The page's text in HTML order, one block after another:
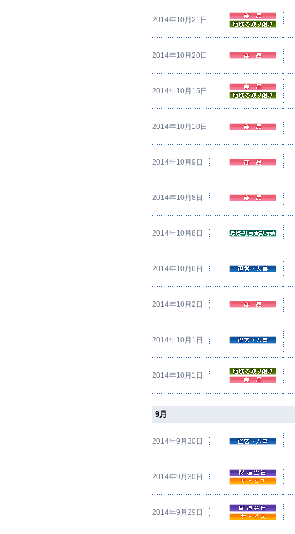
2014年10月21日
2014年10月20日
2014年10月15日
2014年10月10日
2014年10月9日
2014年10月8日
2014年10月8日
2014年10月6日
2014年10月2日
2014年10月1日
2014年10月1日
9月
2014年9月30日
2014年9月30日
2014年9月29日